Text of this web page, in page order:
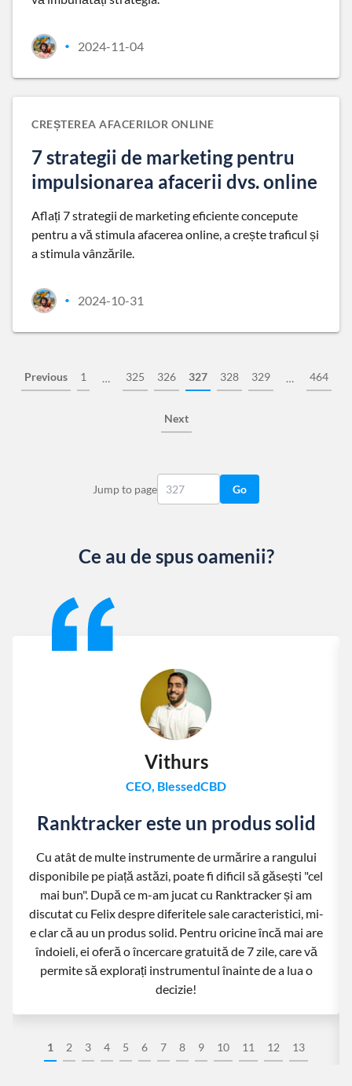
• 2024-11-04
CREȘTEREA AFACERILOR ONLINE
7 strategii de marketing pentru
impulsionarea afacerii dvs. online
Aflați 7 strategii de marketing eficiente concepute
pentru a vă stimula afacerea online, a crește traficul și
a stimula vânzările.
• 2024-10-31
Previous 1 … 325 326 327 328 329 … 464
Next
Jump to page Go
Ce au de spus oamenii?
1 2 3 4 5 6 7 8 9 10 11 12 13
Vithurs
CEO, BlessedCBD
Ranktracker este un produs solid
Cu atât de multe instrumente de urmărire a rangului
disponibile pe piață astăzi, poate fi dificil să găsești "cel
mai bun". După ce m-am jucat cu Ranktracker și am
discutat cu Felix despre diferitele sale caracteristici, mi-
e clar că au un produs solid. Pentru oricine încă mai are
îndoieli, ei oferă o încercare gratuită de 7 zile, care vă
permite să explorați instrumentul înainte de a lua o
decizie!